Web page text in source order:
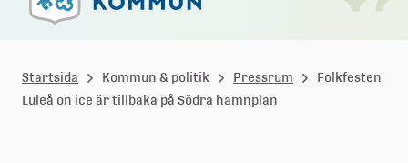
u
l
Startsida Kommun & politik Pressrum
Folkfesten
Luleå on ice är tillbaka på Södra hamnplan